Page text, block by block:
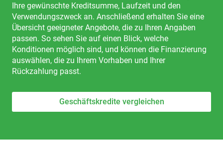
Ihre gewünschte Kreditsumme, Laufzeit und den
Verwendungszweck an. Anschließend erhalten Sie eine
Übersicht geeigneter Angebote, die zu Ihren Angaben
passen. So sehen Sie auf einen Blick, welche
Konditionen möglich sind, und können die Finanzierung
auswählen, die zu Ihrem Vorhaben und Ihrer
Rückzahlung passt.
Geschäftskredite vergleichen